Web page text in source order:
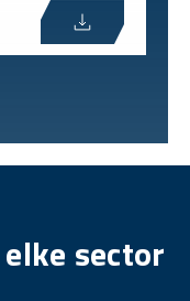
sector